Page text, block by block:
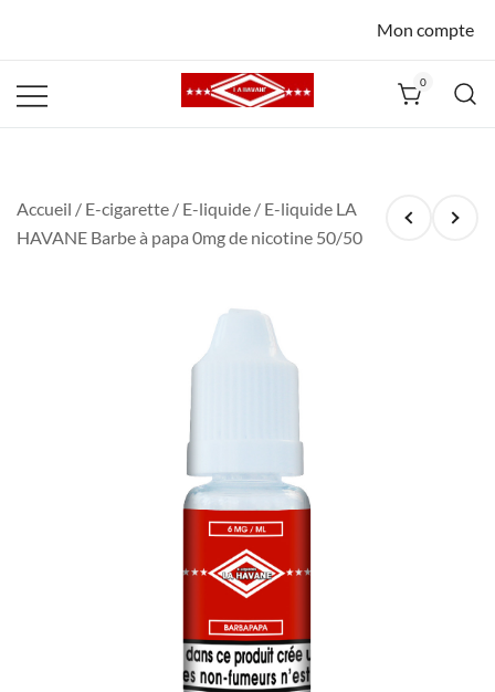
Mon compte
0
Accueil / E-cigarette / E-liquide / E-liquide LA
HAVANE Barbe à papa 0mg de nicotine 50/50